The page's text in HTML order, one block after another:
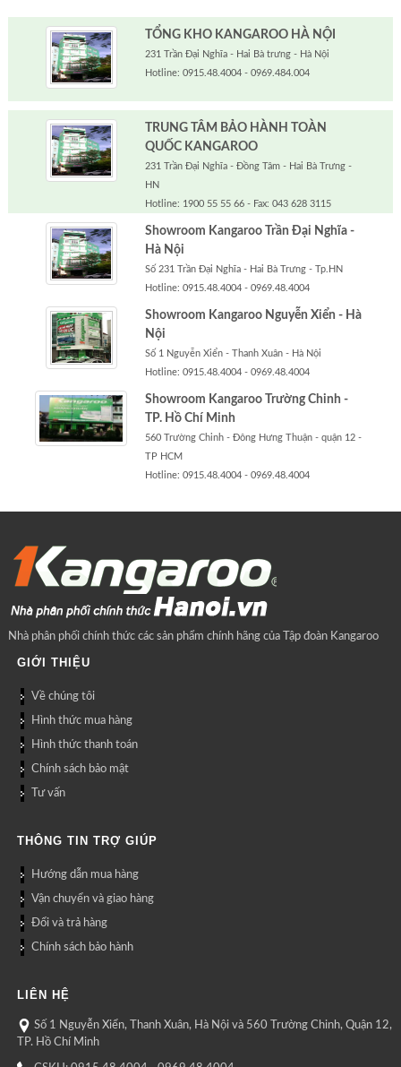
TỔNG KHO KANGAROO HÀ NỘI
231 Trần Đại Nghĩa - Hai Bà trưng - Hà Nội
Hotline: 0915.48.4004 - 0969.484.004
TRUNG TÂM BẢO HÀNH TOÀN
QUỐC KANGAROO
231 Trần Đại Nghĩa - Đồng Tâm - Hai Bà Trưng -
HN
Hotline: 1900 55 55 66 - Fax: 043 628 3115
Showroom Kangaroo Trần Đại Nghĩa -
Hà Nội
Số 231 Trần Đại Nghĩa - Hai Bà Trưng - Tp.HN
Hotline: 0915.48.4004 - 0969.48.4004
Showroom Kangaroo Nguyễn Xiển - Hà
Nội
Số 1 Nguyễn Xiển - Thanh Xuân - Hà Nội
Hotline: 0915.48.4004 - 0969.48.4004
Showroom Kangaroo Trường Chinh -
TP. Hồ Chí Minh
560 Trường Chinh - Đông Hưng Thuận - quận 12 -
TP HCM
Hotline: 0915.48.4004 - 0969.48.4004
Nhà phân phối chính thức các sản phẩm chính hãng của Tập đoàn Kangaroo
GIỚI THIỆU
Về chúng tôi
Hình thức mua hàng
Hình thức thanh toán
Chính sách bảo mật
Tư vấn
THÔNG TIN TRỢ GIÚP
Hướng dẫn mua hàng
Vận chuyển và giao hàng
Đổi và trả hàng
Chính sách bảo hành
LIÊN HỆ
Số 1 Nguyễn Xiển, Thanh Xuân, Hà Nội và 560 Trường Chinh, Quận 12,
TP. Hồ Chí Minh